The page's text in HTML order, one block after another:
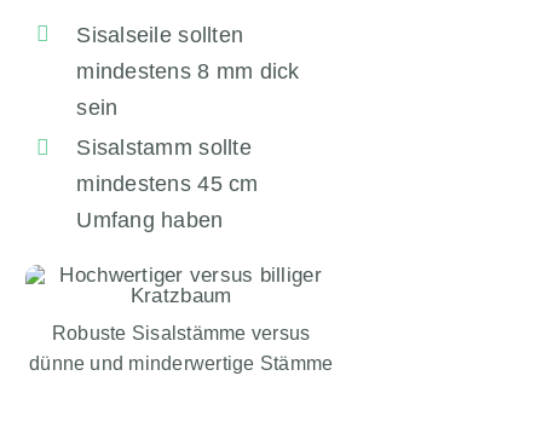
Sisalseile sollten
mindestens 8 mm dick
sein
Sisalstamm sollte
mindestens 45 cm
Umfang haben
Robuste Sisalstämme versus
dünne und minderwertige Stämme